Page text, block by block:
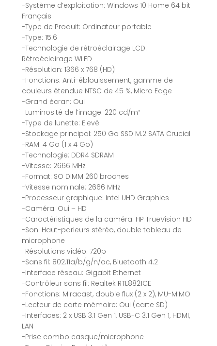
-Système d’exploitation: Windows 10 Home 64 bit
Français
-Type de Produit: Ordinateur portable
-Type: 15.6
-Technologie de rétroéclairage LCD:
Rétroéclairage WLED
-Résolution: 1366 x 768 (HD)
-Fonctions: Anti-éblouissement, gamme de
couleurs étendue NTSC de 45 %, Micro Edge
-Grand écran: Oui
-Luminosité de l’image: 220 cd/m²
-Type de lunette: Elevé
-Stockage principal: 250 Go SSD M.2 SATA Crucial
-RAM: 4 Go (1 x 4 Go)
-Technologie: DDR4 SDRAM
-Vitesse: 2666 MHz
-Format: SO DIMM 260 broches
-Vitesse nominale: 2666 MHz
-Processeur graphique: Intel UHD Graphics
-Caméra: Oui – HD
-Caractéristiques de la caméra: HP TrueVision HD
-Son: Haut-parleurs stéréo, double tableau de
microphone
-Résolutions vidéo: 720p
-Sans fil: 802.11a/b/g/n/ac, Bluetooth 4.2
-Interface réseau: Gigabit Ethernet
-Contrôleur sans fil: Realtek RTL8821CE
-Fonctions: Miracast, double flux (2 x 2), MU-MIMO
-Lecteur de carte mémoire: Oui (carte SD)
-Interfaces: 2 x USB 3.1 Gen 1, USB-C 3.1 Gen 1, HDMI,
LAN
-Prise combo casque/microphone